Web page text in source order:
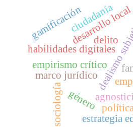
empirismo crítico
habilidades digitales
marco jurídico
desarrollo local
sociología
estrategia
ciudadanía
gamificación
género
delito